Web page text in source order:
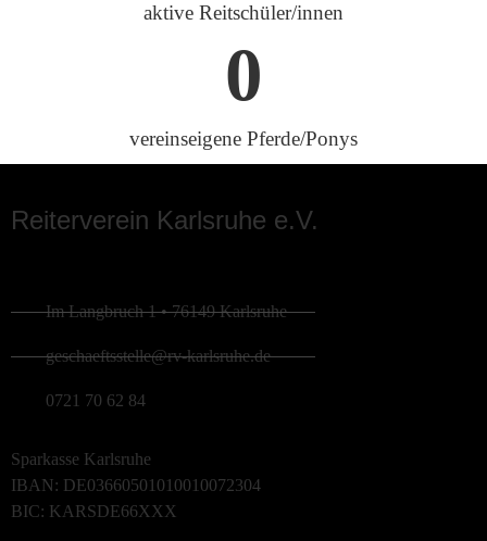
aktive Reitschüler/innen
vereinseigene Pferde/Ponys
0
Reiterverein Karlsruhe e.V.
Im Langbruch 1 • 76149 Karlsruhe
geschaeftsstelle@rv-karlsruhe.de
0721 70 62 84
Sparkasse Karlsruhe
IBAN: DE03660501010010072304
BIC: KARSDE66XXX